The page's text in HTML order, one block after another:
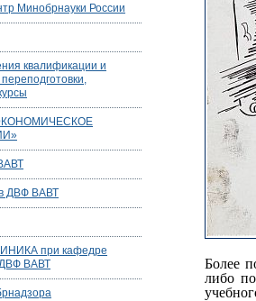
Минобрнауки России
квалификации и
ДВФ ВАВТ
при кафедре
ВАВТ
Более
либо